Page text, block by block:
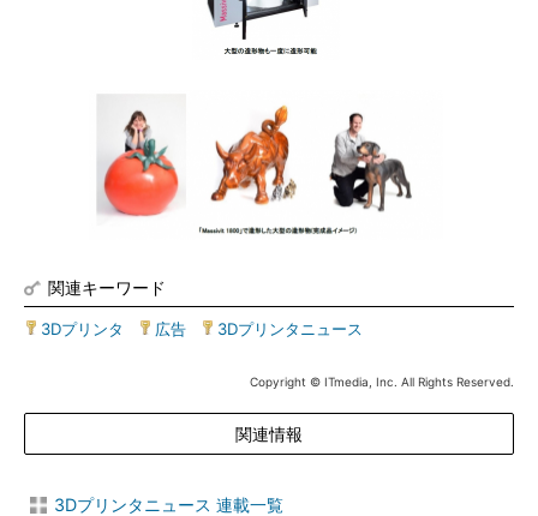
関連キーワード
3Dプリンタ 広告 3Dプリンタニュース
Copyright © ITmedia, Inc. All Rights Reserved.
関連情報
3Dプリンタニュース 連載一覧